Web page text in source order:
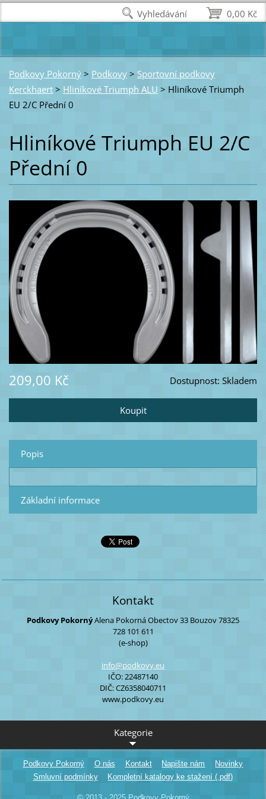
Podkovy Pokorný > Podkovy > Sportovní podkovy
Kerckhaert > Hliníkové Triumph ALU > Hliníkové Triumph
EU 2/C Přední 0
Hliníkové Triumph EU 2/C
Přední 0
Dostupnost: Skladem
209,00 Kč
Popis
Základní informace
Kontakt
Podkovy PokornýAlena PokornáObectov 33 Bouzov78325
728 101 611
(e-shop)
info@podkovy.eu
IČO: 22487140
DIČ: CZ6358040711
www.podkovy.eu
Kategorie
Podkovy Pokorný O nás Kontakt Napište nám
Novinky
Smluvní podmínky
Kompletní katalogy ke stažení (.pdf)
0,00 Kč
Vyhledávání